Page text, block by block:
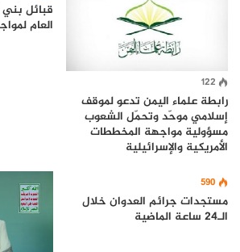
122
رابطة علماء اليمن تدعو لموقف
إسلامي موحّد وتحمّل الشعوب
مسؤولية مواجهة المخططات
الأمريكية والإسرائيلية
قبائل بني
العام
590
مستجدات جرائم العدوان خلال
الـ24 ساعة الماضية